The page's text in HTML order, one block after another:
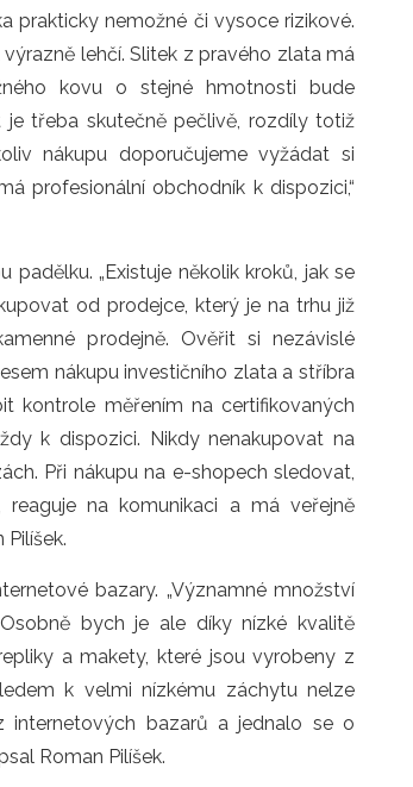
prakticky nemožné či vysoce rizikové.
lehčí. Slitek z pravého zlata má
kovu o stejné hmotnosti bude
třeba skutečně pečlivě, rozdíly totiž
nákupu doporučujeme vyžádat si
profesionální obchodník k dispozici,“
„Existuje několik kroků, jak se
od prodejce, který je na trhu již
prodejně. Ověřit si nezávislé
nákupu investičního zlata a stříbra
kontrole měřením na certifikovaných
k dispozici. Nikdy nenakupovat na
Při nákupu na e-shopech sledovat,
na komunikaci a má veřejně
bazary. „Významné množství
bych je ale díky nízké kvalitě
a makety, které jsou vyrobeny z
k velmi nízkému záchytu nelze
internetových bazarů a jednalo se o
Roman Pilíšek.